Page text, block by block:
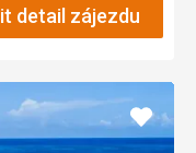
detail zájezdu
Přidat
do